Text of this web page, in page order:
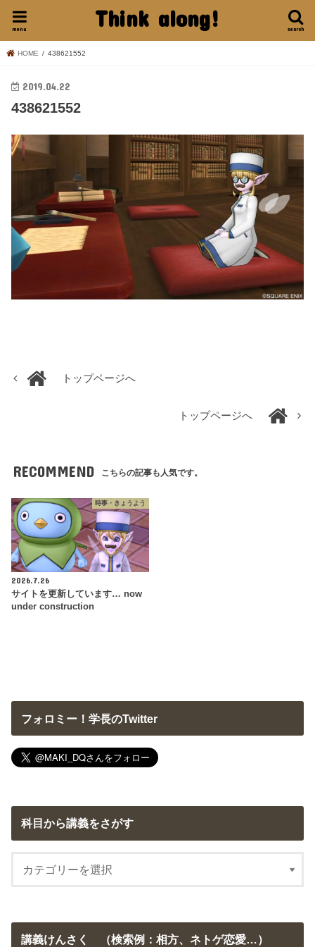
Think along! search
menu
HOME 438621552
2019.04.22
438621552
トップページへ
トップページへ
RECOMMEND こちらの記事も人気です。
時事・きょうよう
2026.7.26
サイトを更新しています… now
under construction
フォロミー！学長のTwitter
科目から講義をさがす
講義けんさく （検索例：相方、ネトゲ恋愛…）